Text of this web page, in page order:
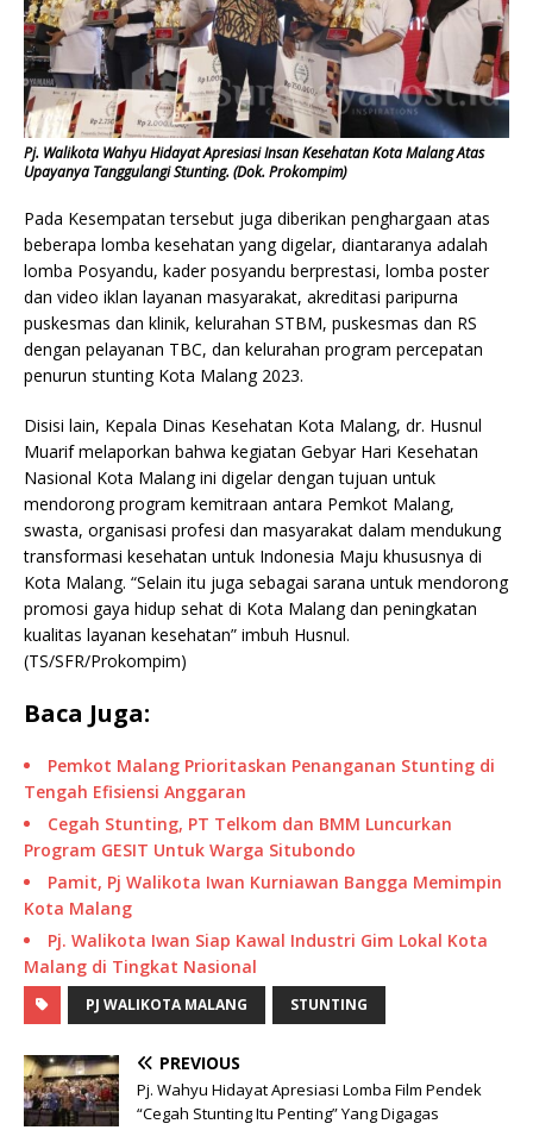
Pj. Walikota Wahyu Hidayat Apresiasi Insan Kesehatan Kota Malang Atas
Upayanya Tanggulangi Stunting. (Dok. Prokompim)
Pada Kesempatan tersebut juga diberikan penghargaan atas
beberapa lomba kesehatan yang digelar, diantaranya adalah
lomba Posyandu, kader posyandu berprestasi, lomba poster
dan video iklan layanan masyarakat, akreditasi paripurna
puskesmas dan klinik, kelurahan STBM, puskesmas dan RS
dengan pelayanan TBC, dan kelurahan program percepatan
penurun stunting Kota Malang 2023.
Disisi lain, Kepala Dinas Kesehatan Kota Malang, dr. Husnul
Muarif melaporkan bahwa kegiatan Gebyar Hari Kesehatan
Nasional Kota Malang ini digelar dengan tujuan untuk
mendorong program kemitraan antara Pemkot Malang,
swasta, organisasi profesi dan masyarakat dalam mendukung
transformasi kesehatan untuk Indonesia Maju khususnya di
Kota Malang. “Selain itu juga sebagai sarana untuk mendorong
promosi gaya hidup sehat di Kota Malang dan peningkatan
kualitas layanan kesehatan” imbuh Husnul.
(TS/SFR/Prokompim)
Baca Juga:
Pemkot Malang Prioritaskan Penanganan Stunting di
Tengah Efisiensi Anggaran
Cegah Stunting, PT Telkom dan BMM Luncurkan
Program GESIT Untuk Warga Situbondo
Pamit, Pj Walikota Iwan Kurniawan Bangga Memimpin
Kota Malang
Pj. Walikota Iwan Siap Kawal Industri Gim Lokal Kota
Malang di Tingkat Nasional
PJ WALIKOTA MALANG STUNTING
PREVIOUS
Pj. Wahyu Hidayat Apresiasi Lomba Film Pendek
“Cegah Stunting Itu Penting” Yang Digagas